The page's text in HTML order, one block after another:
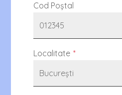
Cod Poștal
Localitate *